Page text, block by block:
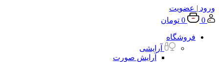
ورود | عضویت
0
0 تومان
فروشگاه
آرایشی
آرایش صورت